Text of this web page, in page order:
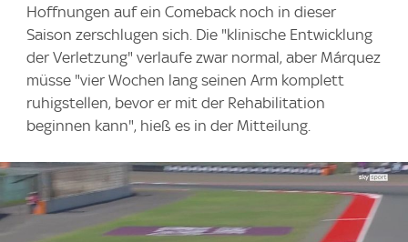
Hoffnungen auf ein Comeback noch in dieser
Saison zerschlugen sich. Die "klinische Entwicklung
der Verletzung" verlaufe zwar normal, aber Márquez
müsse "vier Wochen lang seinen Arm komplett
ruhigstellen, bevor er mit der Rehabilitation
beginnen kann", hieß es in der Mitteilung.